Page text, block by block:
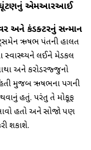
ઘૂંટણનું એમઆરઆઈ
અને કંડક્ટરનું સન્માન
બેટ્‌સમેન ઋષભ પંતની હાલત
સ્વાસ્થ્યને લઈને મેડિકલ
અને કરોડરજ્જુનો
મુજબ ઋષભના પગની
હતું. પરંતુ તે મોકૂફ
હતો અને સોજાે પણ
શકાશે.